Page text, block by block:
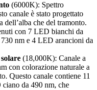
(6000K): Spettro
canale è stato progettato
dell’alba che del tramonto.
con 7 LED bianchi da
nm e 4 LED arancioni da
(18,000K): Canale a
con colorazione naturale a
Questo canale contiene 11
da 490 nm, che